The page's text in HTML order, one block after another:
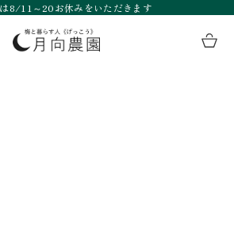
8/11～20お休みをいただきます
月向農園
カー